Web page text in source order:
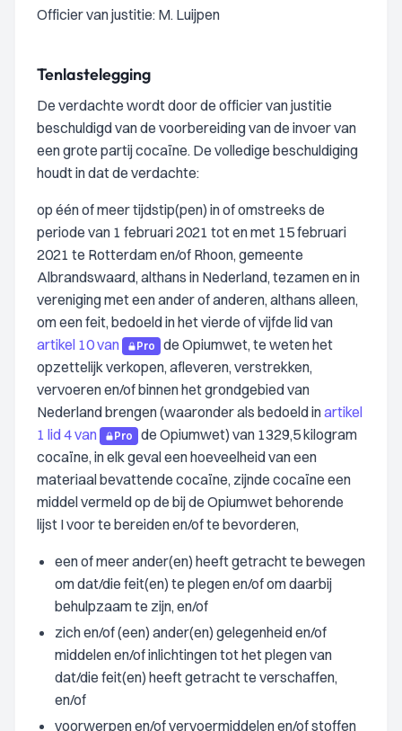
Officier van justitie: M. Luijpen
Tenlastelegging
De verdachte wordt door de officier van justitie
beschuldigd van de voorbereiding van de invoer van
een grote partij cocaïne. De volledige beschuldiging
houdt in dat de verdachte:
op één of meer tijdstip(pen) in of omstreeks de
periode van 1 februari 2021 tot en met 15 februari
2021 te Rotterdam en/of Rhoon, gemeente
Albrandswaard, althans in Nederland, tezamen en in
vereniging met een ander of anderen, althans alleen,
om een feit, bedoeld in het vierde of vijfde lid van
artikel 10 van
Pro
de Opiumwet, te weten het
opzettelijk verkopen, afleveren, verstrekken,
vervoeren en/of binnen het grondgebied van
Nederland brengen (waaronder als bedoeld inartikel
1 lid 4 van
Pro
de Opiumwet) van 1329,5 kilogram
cocaïne, in elk geval een hoeveelheid van een
materiaal bevattende cocaïne, zijnde cocaïne een
middel vermeld op de bij de Opiumwet behorende
lijst I voor te bereiden en/of te bevorderen,
een of meer ander(en) heeft getracht te bewegen
om dat/die feit(en) te plegen en/of om daarbij
behulpzaam te zijn, en/of
zich en/of (een) ander(en) gelegenheid en/of
middelen en/of inlichtingen tot het plegen van
dat/die feit(en) heeft getracht te verschaffen,
en/of
voorwerpen en/of vervoermiddelen en/of stoffen